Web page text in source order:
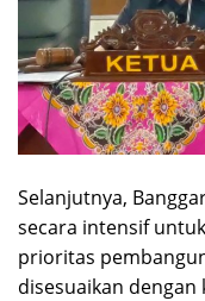
Selanjutnya,
secara intensif
prioritas
disesuaikan